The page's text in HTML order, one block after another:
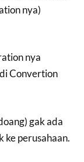
nya)
nya
Convertion
gak ada
ke perusahaan.